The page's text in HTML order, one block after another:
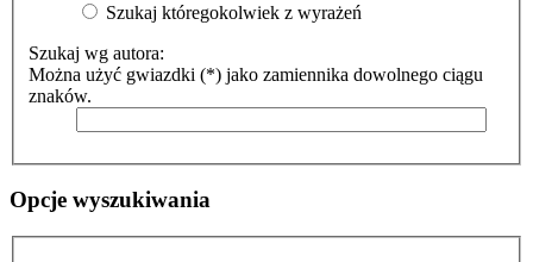
Szukaj któregokolwiek z wyrażeń
Szukaj wg autora:
Można użyć gwiazdki (*) jako zamiennika dowolnego ciągu
znaków.
Opcje wyszukiwania